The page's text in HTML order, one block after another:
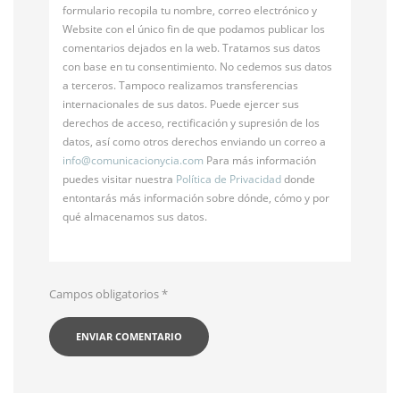
formulario recopila tu nombre, correo electrónico y
Website con el único fin de que podamos publicar los
comentarios dejados en la web. Tratamos sus datos
con base en tu consentimiento. No cedemos sus datos
a terceros. Tampoco realizamos transferencias
internacionales de sus datos. Puede ejercer sus
derechos de acceso, rectificación y supresión de los
datos, así como otros derechos enviando un correo a
info@comunicacionycia.com Para más información
puedes visitar nuestra Política de Privacidaddonde
entontarás más información sobre dónde, cómo y por
qué almacenamos sus datos.
Campos obligatorios*